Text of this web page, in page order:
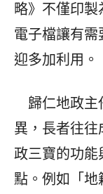
略》不僅印
電子檔讓有
迎多加利用。
歸仁地政主
異，長者往
政三寶的功能
點。例如「